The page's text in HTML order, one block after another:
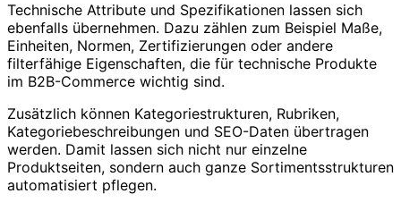
Technische Attribute und Spezifikationen lassen sich
ebenfalls übernehmen. Dazu zählen zum Beispiel Maße,
Einheiten, Normen, Zertifizierungen oder andere
filterfähige Eigenschaften, die für technische Produkte
im B2B-Commerce wichtig sind.
Zusätzlich können Kategoriestrukturen, Rubriken,
Kategoriebeschreibungen und SEO-Daten übertragen
werden. Damit lassen sich nicht nur einzelne
Produktseiten, sondern auch ganze Sortimentsstrukturen
automatisiert pflegen.